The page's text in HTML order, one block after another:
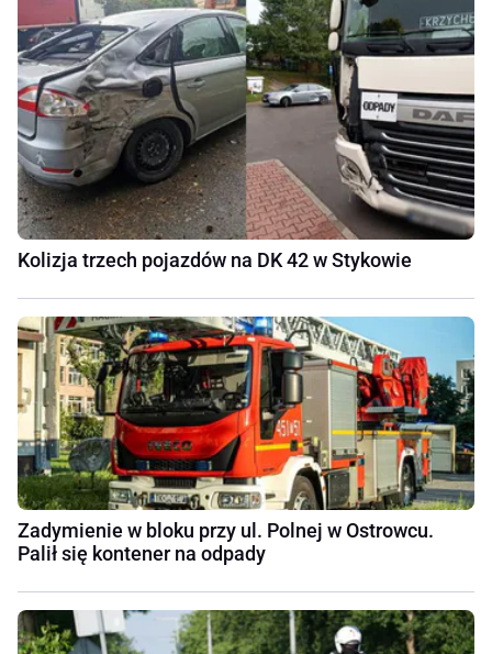
Kolizja trzech pojazdów na DK 42 w Stykowie
Zadymienie w bloku przy ul. Polnej w Ostrowcu.
Palił się kontener na odpady